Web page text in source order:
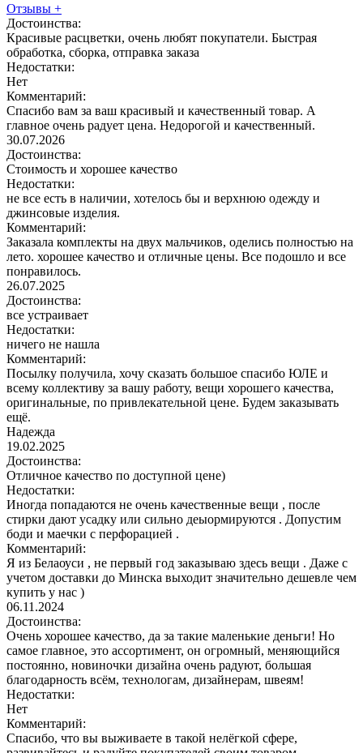
Отзывы +
Достоинства:
Красивые расцветки, очень любят покупатели. Быстрая
обработка, сборка, отправка заказа
Недостатки:
Нет
Комментарий:
Спасибо вам за ваш красивый и качественный товар. А
главное очень радует цена. Недорогой и качественный.
30.07.2026
Достоинства:
Стоимость и хорошее качество
Недостатки:
не все есть в наличии, хотелось бы и верхнюю одежду и
джинсовые изделия.
Комментарий:
Заказала комплекты на двух мальчиков, оделись полностью на
лето. хорошее качество и отличные цены. Все подошло и все
понравилось.
26.07.2025
Достоинства:
все устраивает
Недостатки:
ничего не нашла
Комментарий:
Посылку получила, хочу сказать большое спасибо ЮЛЕ и
всему коллективу за вашу работу, вещи хорошего качества,
оригинальные, по привлекательной цене. Будем заказывать
ещё.
Надежда
19.02.2025
Достоинства:
Отличное качество по доступной цене)
Недостатки:
Иногда попадаются не очень качественные вещи , после
стирки дают усадку или сильно деыормируются . Допустим
боди и маечки с перфорацией .
Комментарий:
Я из Белаоуси , не первый год заказываю здесь вещи . Даже с
учетом доставки до Минска выходит значительно дешевле чем
купить у нас )
06.11.2024
Достоинства:
Очень хорошее качество, да за такие маленькие деньги! Но
самое главное, это ассортимент, он огромный, меняющийся
постоянно, новиночки дизайна очень радуют, большая
благодарность всём, технологам, дизайнерам, швеям!
Недостатки:
Нет
Комментарий:
Спасибо, что вы выживаете в такой нелёгкой сфере,